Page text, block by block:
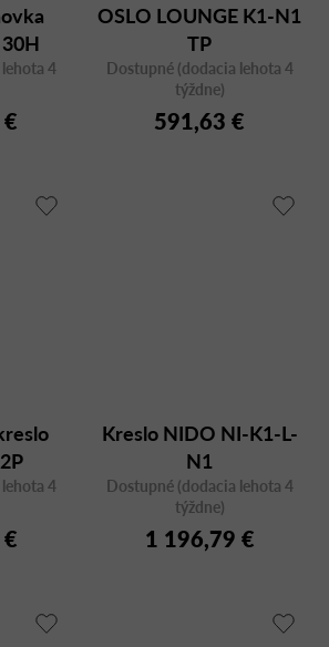
4
OSLO LOUNGE K1-N1
TP
Dostupné (dodacia lehota 4
týždne)
591,63 €
4
Kreslo NIDO NI-K1-L-
N1
Dostupné (dodacia lehota 4
týždne)
1 196,79 €